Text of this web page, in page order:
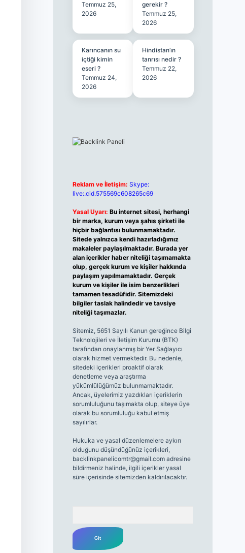
Temmuz 25,
2026
gerekir ?
Temmuz 25,
2026
Karıncanın su
içtiği kimin
eseri ?
Temmuz 24,
2026
Hindistan’ın
tanrısı nedir ?
Temmuz 22,
2026
Reklam ve İletişim: Skype:
live:.cid.575569c608265c69
Yasal Uyarı: Bu internet sitesi, herhangi
bir marka, kurum veya şahıs şirketi ile
hiçbir bağlantısı bulunmamaktadır.
Sitede yalnızca kendi hazırladığımız
makaleler paylaşılmaktadır. Burada yer
alan içerikler haber niteliği taşımamakta
olup, gerçek kurum ve kişiler hakkında
paylaşım yapılmamaktadır. Gerçek
kurum ve kişiler ile isim benzerlikleri
tamamen tesadüfidir. Sitemizdeki
bilgiler taslak halindedir ve tavsiye
niteliği taşımazlar.
Sitemiz, 5651 Sayılı Kanun gereğince Bilgi
Teknolojileri ve İletişim Kurumu (BTK)
tarafından onaylanmış bir Yer Sağlayıcı
olarak hizmet vermektedir. Bu nedenle,
sitedeki içerikleri proaktif olarak
denetleme veya araştırma
yükümlülüğümüz bulunmamaktadır.
Ancak, üyelerimiz yazdıkları içeriklerin
sorumluluğunu taşımakta olup, siteye üye
olarak bu sorumluluğu kabul etmiş
sayılırlar.
Hukuka ve yasal düzenlemelere aykırı
olduğunu düşündüğünüz içerikleri,
backlinkpanelicomtr@gmail.comadresine
bildirmeniz halinde, ilgili içerikler yasal
süre içerisinde sitemizden kaldırılacaktır.